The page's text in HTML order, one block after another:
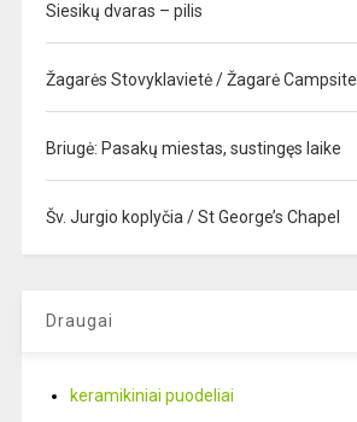
Siesikų dvaras – pilis
Žagarės Stovyklavietė / Žagarė Campsite
Briugė: Pasakų miestas, sustingęs laike
Šv. Jurgio koplyčia / St George’s Chapel
Draugai
keramikiniai puodeliai